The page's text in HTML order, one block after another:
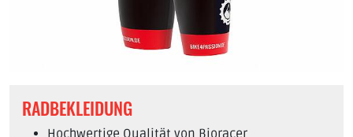
RADBEKLEIDUNG
Hochwertige Qualität von Bioracer